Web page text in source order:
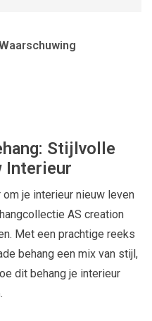
Stijlvolle
Interieur
je interieur nieuw leven
AS creation
Met een prachtige reeks
behang een mix van stijl,
dit behang je interieur